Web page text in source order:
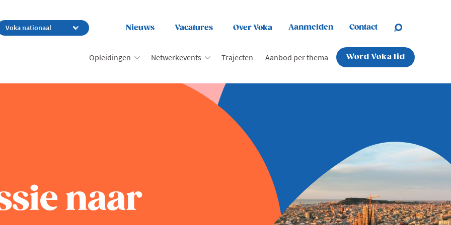
Nieuws Vacatures Over Voka Aanmelden Contact
Opleidingen Netwerkevents Trajecten Aanbod per thema Word Voka lid
naar